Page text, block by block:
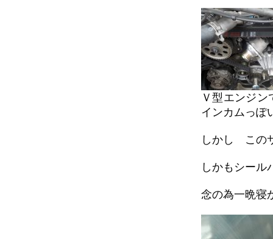
Ｖ型エンジ
インカムっぽ
しかし この
しかもシール
念の為一晩寝